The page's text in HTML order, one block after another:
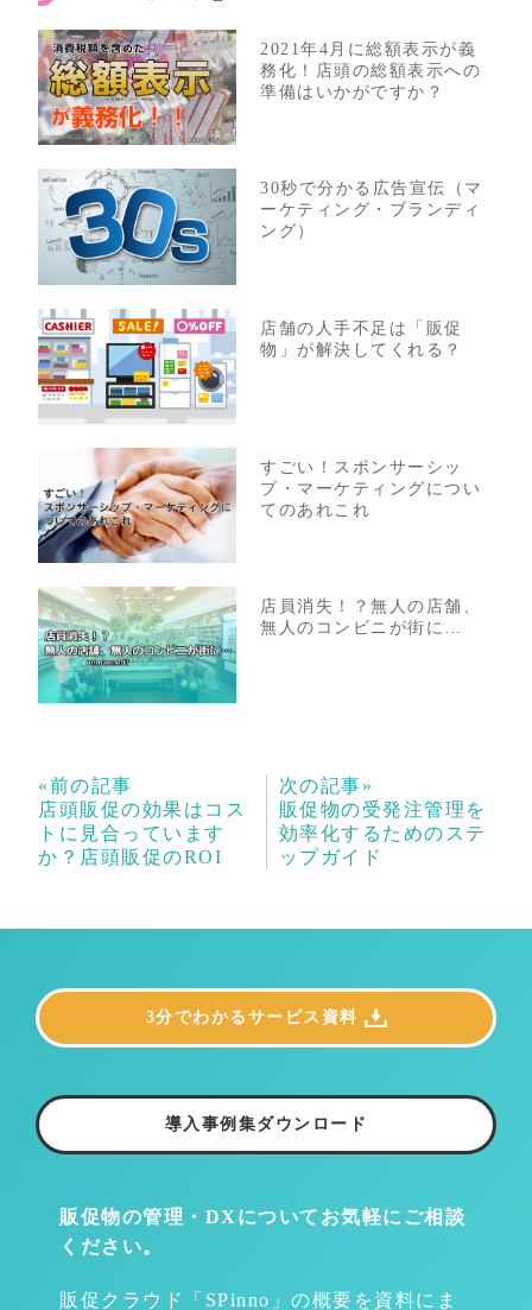
2021年4月に総額表示が義
務化！店頭の総額表示への
準備はいかがですか？
30秒で分かる広告宣伝（マ
ーケティング・ブランディ
ング）
店舗の人手不足は「販促
物」が解決してくれる？
すごい！スポンサーシッ
プ・マーケティングについ
てのあれこれ
店員消失！？無人の店舗、
無人のコンビニが街に…
«前の記事
店頭販促の効果はコス
トに見合っています
か？店頭販促のROI
次の記事»
販促物の受発注管理を
効率化するためのステ
ップガイド
販促物の管理・DXについて お気軽にご相談
ください。
販促クラウド「SPinno」の概要を資料にま
3分でわかるサービス資料
導入事例集ダウンロード